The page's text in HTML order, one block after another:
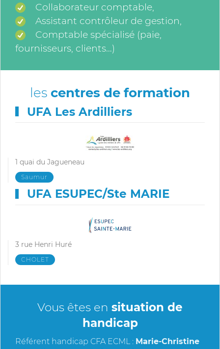
Collaborateur comptable,
Assistant contrôleur de gestion,
Comptable spécialisé (paie,
fournisseurs, clients…)
les centres de formation
UFA Les Ardilliers
1 quai du Jagueneau
Saumur
UFA ESUPEC/Ste MARIE
3 rue Henri Huré
CHOLET
Vous êtes en situation de
handicap
Référent handicap CFA ECML : Marie-Christine